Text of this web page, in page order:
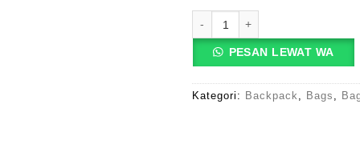
Kuantitas BP VERONIKA-
PESAN LEWAT WA
Kategori: Backpack Bags